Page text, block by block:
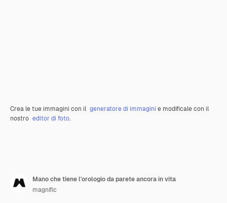
Crea le tue immagini con il generatore di immagini e modificale con il
nostro editor di foto.
Mano che tiene l'orologio da parete ancora in vita
magnific